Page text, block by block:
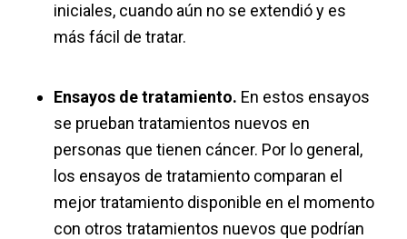
iniciales, cuando aún no se extendió y es
más fácil de tratar.
Ensayos de tratamiento. En estos ensayos
se prueban tratamientos nuevos en
personas que tienen cáncer. Por lo general,
los ensayos de tratamiento comparan el
mejor tratamiento disponible en el momento
con otros tratamientos nuevos que podrían